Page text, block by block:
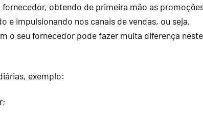
obtendo de primeira mão as
e impulsionando nos canais de vendas, ou seja,
o seu fornecedor pode fazer muita diferença neste
exemplo: